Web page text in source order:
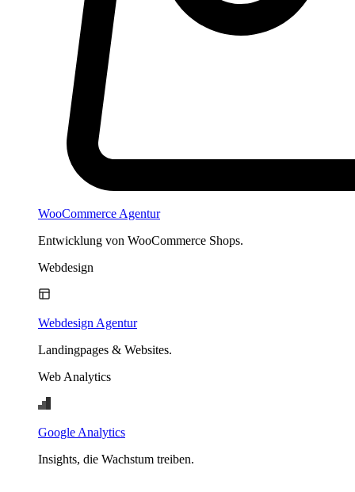
WooCommerce Agentur
Entwicklung von WooCommerce Shops.
Webdesign
Webdesign Agentur
Landingpages & Websites.
Web Analytics
Google Analytics
Insights, die Wachstum treiben.